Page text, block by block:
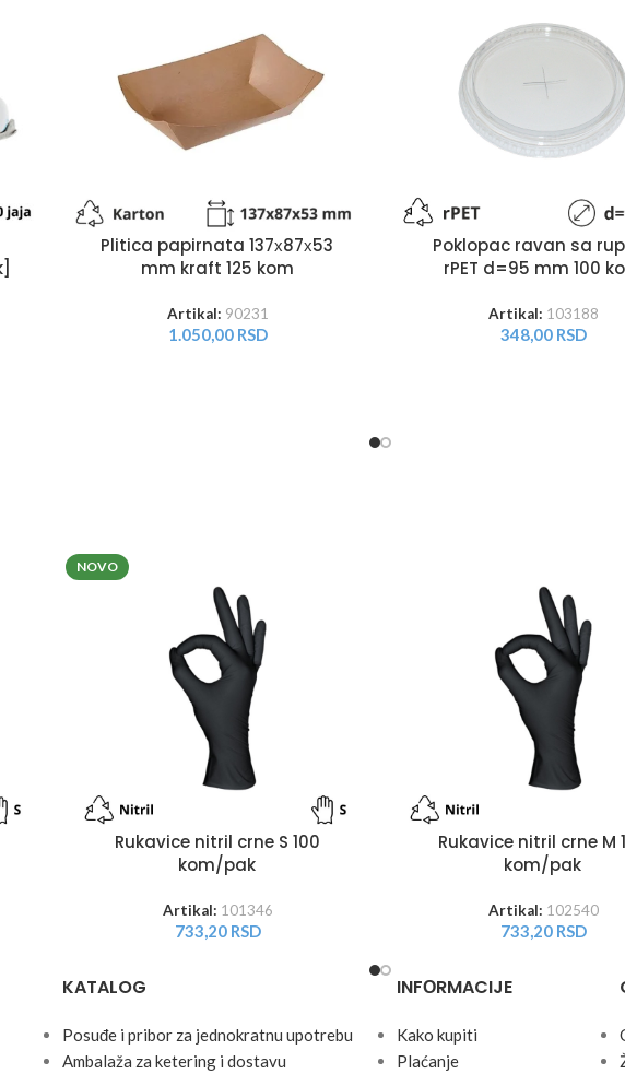
Plitica papirnata 137х87х53
mm kraft 125 kom
Artikal: 90231
1.050,00 RSD
Poklopac ravan sa
rPET d=95 mm 100
Artikal: 103188
348,00 RSD
NOVO
Rukavice nitril crne S 100
kom/pak
Artikal: 101346
733,20 RSD
Rukavice nitril crne M
kom/pak
Artikal: 102540
733,20 RSD
KATALOG
Posuđe i pribor za jednokratnu upotrebu
Ambalaža za ketering i dostavu
INFОRMACIJE
Kako kupiti
Plaćanje